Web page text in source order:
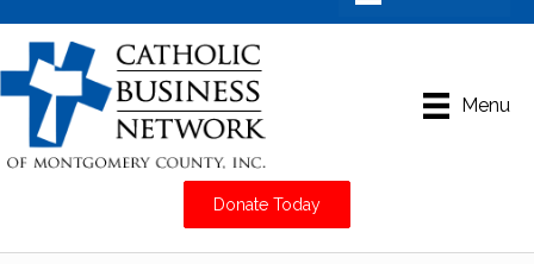
Menu
Donate Today